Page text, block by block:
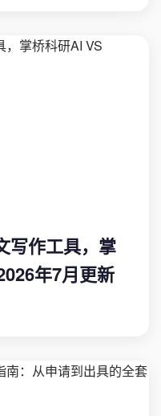
写作工具，掌
年7月更新